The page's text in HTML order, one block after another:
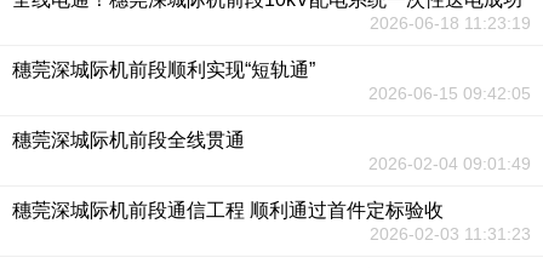
2026-06-18 11:23:19
穗莞深城际机前段顺利实现“短轨通”
2026-06-15 09:42:05
穗莞深城际机前段全线贯通
2026-02-04 09:01:49
穗莞深城际机前段通信工程 顺利通过首件定标验收
2026-02-03 11:31:23